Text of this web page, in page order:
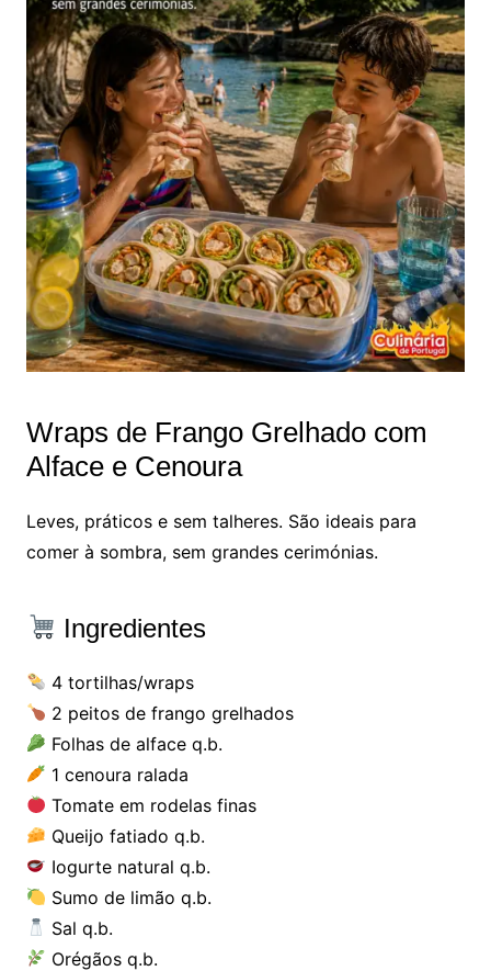
Wraps de Frango Grelhado com
Alface e Cenoura
Leves, práticos e sem talheres. São ideais para
comer à sombra, sem grandes cerimónias.
Ingredientes
4 tortilhas/wraps
2 peitos de frango grelhados
Folhas de alface q.b.
1 cenoura ralada
Tomate em rodelas finas
Queijo fatiado q.b.
Iogurte natural q.b.
Sumo de limão q.b.
Sal q.b.
Orégãos q.b.